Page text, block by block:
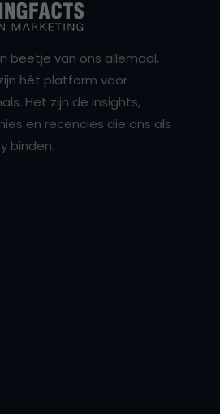
beetje van ons allemaal,
hét platform voor
Het zijn de insights,
en recencies die ons als
binden.